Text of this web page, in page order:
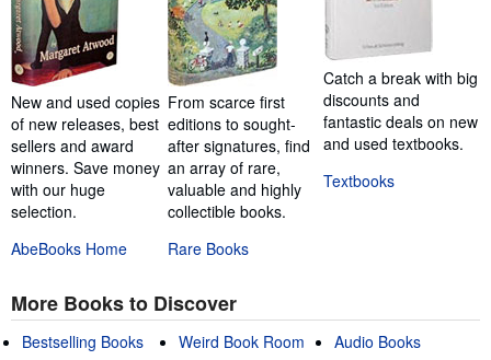
New and used copies
of new releases, best
sellers and award
winners. Save money
with our huge
selection.
AbeBooks Home
From scarce first
editions to sought-
after signatures, find
an array of rare,
valuable and highly
collectible books.
Rare Books
Catch a break with big
discounts and
fantastic deals on new
and used textbooks.
Textbooks
More Books to Discover
Bestselling Books
Weird Book Room
Audio Books